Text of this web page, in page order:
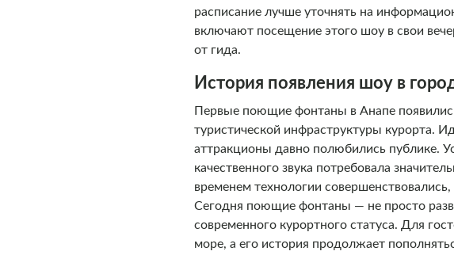
расписание лучше уточнять на
включают посещение этого шоу в свои
от гида.
История появления шоу в
Первые поющие фонтаны в Анапе
туристической инфраструктуры курорта.
аттракционы давно полюбились публике.
качественного звука потребовала
временем технологии
Сегодня поющие фонтаны — не просто
современного курортного статуса. Для
море, а его история продолжает